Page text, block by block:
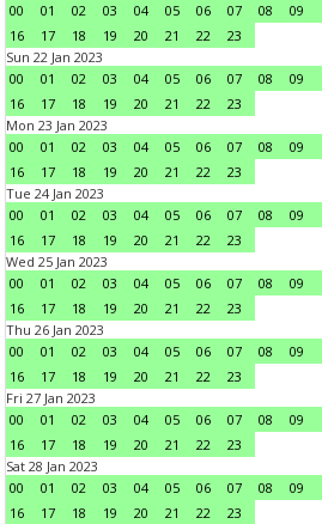
00
01 02 03 04 05 06 07 08 09
16
17 18 19 20 21 22
23
Sun 22 Jan 2023
00
01 02 03 04 05 06 07 08 09
16
17 18 19 20 21 22
23
Mon 23 Jan 2023
00
01 02 03 04 05 06 07 08 09
16
17 18 19 20 21 22
23
Tue 24 Jan 2023
00
01 02 03 04 05 06 07 08 09
16
17 18 19 20 21 22
23
Wed 25 Jan 2023
00
01 02 03 04 05 06 07 08 09
16
17 18 19 20 21 22
23
Thu 26 Jan 2023
00
01 02 03 04 05 06 07 08 09
16
17 18 19 20 21 22
23
Fri 27 Jan 2023
00
01 02 03 04 05 06 07 08 09
16
17 18 19 20 21 22
23
Sat 28 Jan 2023
00
01 02 03 04 05 06 07 08 09
16
17 18 19 20 21 22
23